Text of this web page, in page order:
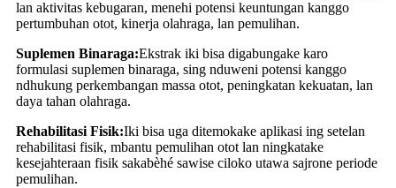
lan aktivitas kebugaran, menehi potensi keuntungan kanggo
pertumbuhan otot, kinerja olahraga, lan pemulihan.
Suplemen Binaraga:Ekstrak iki bisa digabungake karo
formulasi suplemen binaraga, sing nduweni potensi kanggo
ndhukung perkembangan massa otot, peningkatan kekuatan, lan
daya tahan olahraga.
Rehabilitasi Fisik:Iki bisa uga ditemokake aplikasi ing setelan
rehabilitasi fisik, mbantu pemulihan otot lan ningkatake
kesejahteraan fisik sakabèhé sawise ciloko utawa sajrone periode
pemulihan.